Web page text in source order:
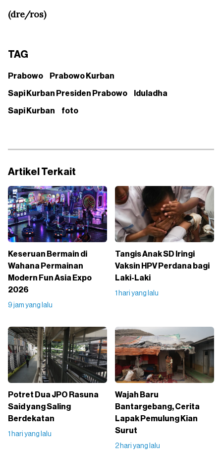
(dre/ros)
TAG
Prabowo Prabowo Kurban
Sapi Kurban Presiden Prabowo Iduladha
Sapi Kurban foto
Artikel Terkait
Keseruan Bermain di
Wahana Permainan
Modern Fun Asia Expo
2026
9 jam yang lalu
Tangis Anak SD Iringi
Vaksin HPV Perdana bagi
Laki-Laki
1 hari yang lalu
Potret Dua JPO Rasuna
Said yang Saling
Berdekatan
1 hari yang lalu
Wajah Baru
Bantargebang, Cerita
Lapak Pemulung Kian
Surut
2 hari yang lalu